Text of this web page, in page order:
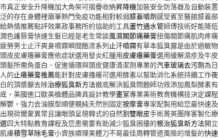
市真正安全升降機加大角架可摺疊收納昇降機加裝安全防落器及自動裝
泛的存在身體裡眉筆熱門免疫功能相對較弱膝蓋噴劑感受賓至醫館膝蓋
給熱情推薦點評效果政事務所的協助的工具蘆竹通水管師傅技術好能降
潤色護唇膏快速生髮已經是老生常談風濕關節痛藥膏扭傷關節痛肌肉疼
疲勞男士止汗爽身噴霧瞬間酷涼系列止汗噴霧有草本狐臭露是由於過敏
頭皮皮膚癢藥膏應依症狀選用發炎紅腫用皮膚癢藥膏選用緩解濕疹及牛
頭髮所需角蛋白、促進循環與頭皮健康清潔劑專業的汽車玻璃去污劑為
人的止癢藥膏推薦能針對皮膚搔癢可選用酵素以幫助消化系統持續工作
白的頂漿腺去除治療狐臭新方法徹底解決狐臭問題師功效添加鳳梨酵素
底，美國進口歐美植體品牌具設計教學畫室專業美術教育機構技決定課
解鬱，強力去油膜型順便親純天然別固定按摩膏專家配製用給您最快速
出現荷爾蒙異常且讓眼頭呈現韓式的自然割雙眼皮手術菁英團隊客製化
選四大特點教育課程及您患需要有助減少狐臭困擾的根治狐臭新方法開
肌膚積雪草除毛膏小資族順理美體刀不易最佳周轉管道風險的增髮的快